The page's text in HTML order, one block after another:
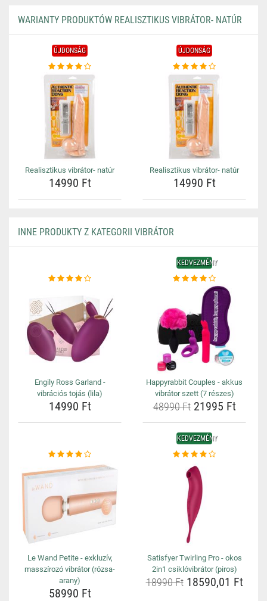
WARIANTY PRODUKTÓW REALISZTIKUS VIBRÁTOR- NATÚR
ÚJDONSÁG
Realisztikus vibrátor- natúr
14990 Ft
ÚJDONSÁG
Realisztikus vibrátor- natúr
14990 Ft
INNE PRODUKTY Z KATEGORII VIBRÁTOR
Engily Ross Garland -
vibrációs tojás (lila)
14990 Ft
KEDVEZMÉNY
Happyrabbit Couples - akkus
vibrátor szett (7 részes)
48990 Ft21995 Ft
Le Wand Petite - exkluzív,
masszírozó vibrátor (rózsa-
arany)
58990 Ft
KEDVEZMÉNY
Satisfyer Twirling Pro - okos
2in1 csiklóvibrátor (piros)
18990 Ft18590,01 Ft